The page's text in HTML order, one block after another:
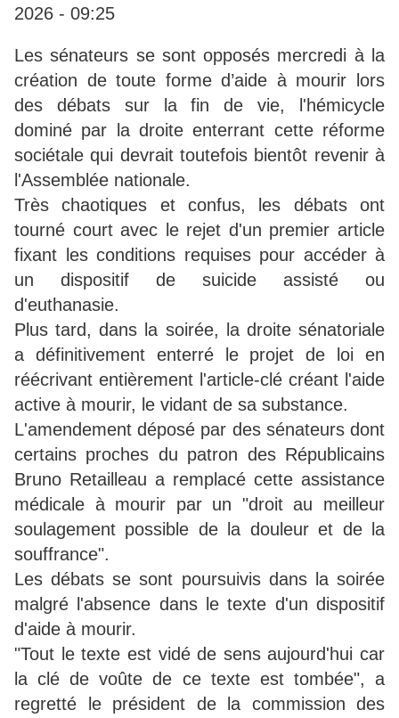
2026 - 09:25
Les sénateurs se sont opposés mercredi à la
création de toute forme d’aide à mourir lors
des débats sur la fin de vie, l'hémicycle
dominé par la droite enterrant cette réforme
sociétale qui devrait toutefois bientôt revenir à
l'Assemblée nationale.
Très chaotiques et confus, les débats ont
tourné court avec le rejet d'un premier article
fixant les conditions requises pour accéder à
un dispositif de suicide assisté ou
d'euthanasie.
Plus tard, dans la soirée, la droite sénatoriale
a définitivement enterré le projet de loi en
réécrivant entièrement l'article-clé créant l'aide
active à mourir, le vidant de sa substance.
L'amendement déposé par des sénateurs dont
certains proches du patron des Républicains
Bruno Retailleau a remplacé cette assistance
médicale à mourir par un "droit au meilleur
soulagement possible de la douleur et de la
souffrance".
Les débats se sont poursuivis dans la soirée
malgré l'absence dans le texte d'un dispositif
d'aide à mourir.
"Tout le texte est vidé de sens aujourd'hui car
la clé de voûte de ce texte est tombée", a
regretté le président de la commission des